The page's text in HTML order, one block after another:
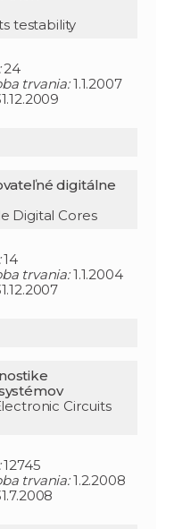
testability
24
trvania:1.1.2007
digitálne
Digital Cores
14
trvania:1.1.2004
Circuits
12745
trvania:1.2.2008